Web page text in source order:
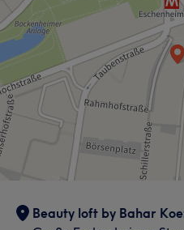
Beauty loft by Bahar